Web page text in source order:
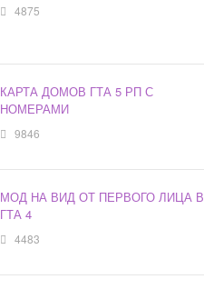
4875
КАРТА ДОМОВ ГТА 5 РП С
НОМЕРАМИ
9846
МОД НА ВИД ОТ ПЕРВОГО ЛИЦА В
ГТА 4
4483